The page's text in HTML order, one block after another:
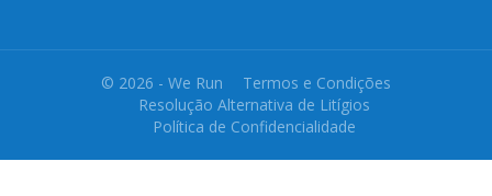
© 2026 - We Run
Termos e Condições
Resolução Alternativa de Litígios
Política de Confidencialidade